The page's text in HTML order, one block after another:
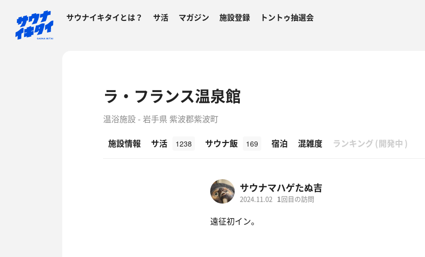
サウナイキタイとは？ サ活 マガジン 施設登録 トントゥ抽選会
ラ・フランス温泉館
温浴施設 - 岩手県 紫波郡紫波町
施設情報
サ活 1238 サウナ飯 169 宿泊 混雑度 ランキング (開発中 )
サウナマハゲたぬ吉
2024.11.02 1 回目の訪問
遠征初イン。